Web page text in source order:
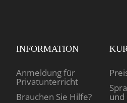
INFORMATION
Anmeldung für
Privatunterricht
Brauchen Sie Hilfe?
und